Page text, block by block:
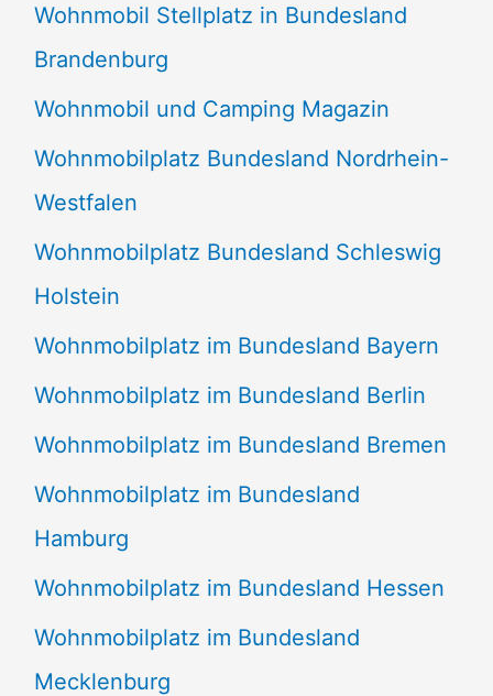
Wohnmobil Stellplatz in Bundesland
Brandenburg
Wohnmobil und Camping Magazin
Wohnmobilplatz Bundesland Nordrhein-
Westfalen
Wohnmobilplatz Bundesland Schleswig
Holstein
Wohnmobilplatz im Bundesland Bayern
Wohnmobilplatz im Bundesland Berlin
Wohnmobilplatz im Bundesland Bremen
Wohnmobilplatz im Bundesland
Hamburg
Wohnmobilplatz im Bundesland Hessen
Wohnmobilplatz im Bundesland
Mecklenburg